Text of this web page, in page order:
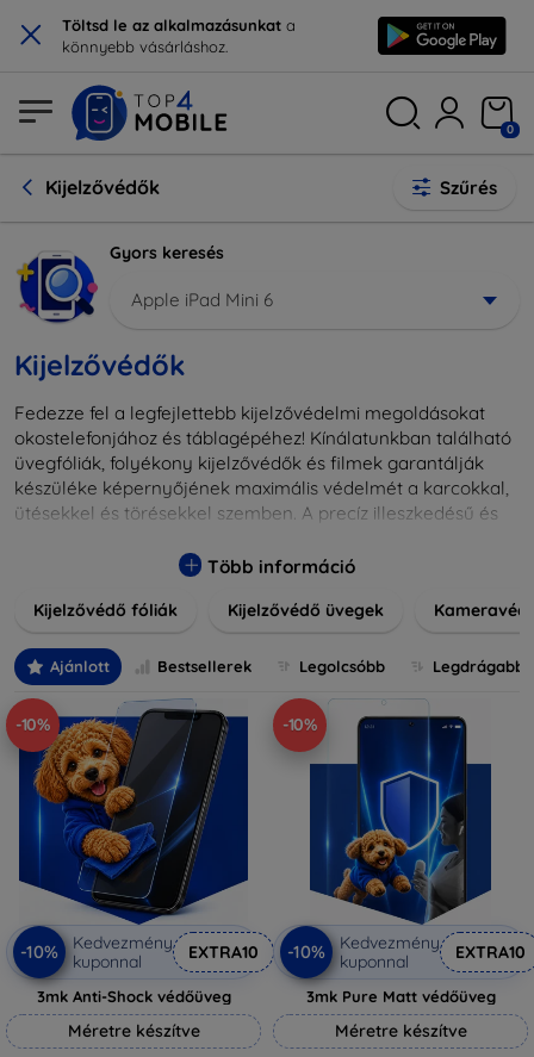
× Töltsd le az alkalmazásunkat a
könnyebb vásárláshoz.
0
Kijelzővédők Szűrés
Gyors keresés
Apple iPad Mini 6
Kijelzővédők
Fedezze fel a legfejlettebb kijelzővédelmi megoldásokat
okostelefonjához és táblagépéhez! Kínálatunkban található
üvegfóliák, folyékony kijelzővédők és filmek garantálják
készüléke képernyőjének maximális védelmét a karcokkal,
ütésekkel és törésekkel szemben. A precíz illeszkedésű és
hanem kristálytiszta képet is biztosítanak, megőrzi a
és stílusú kijelzővédőink közül, hogy a mindennapok során is
fedésről vagy íves kijelzővédelemről, a minőséget szem
előtt tartva kínálunk megoldásokat minden eszközre.
Több információ
Kijelzővédő fóliák Kijelzővédő üvegek
Ajánlott Bestsellerek Legolcsóbb Legdrágabb
-10%
-10%
Kedvezmény
kuponnal
EXTRA10
3mk Anti-Shock védőüveg
Méretre készítve
-10%
-10%
Kedvezmény
kuponnal
EXTRA10
3mk Pure Matt védőüveg
Méretre készítve